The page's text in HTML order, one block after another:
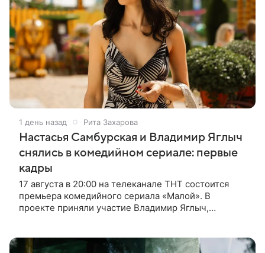
1 день назад Рита Захарова
Настасья Самбурская и Владимир Яглыч
снялись в комедийном сериале: первые
кадры
17 августа в 20:00 на телеканале ТНТ состоится
премьера комедийного сериала «Малой». В
проекте приняли участие Владимир Яглыч,